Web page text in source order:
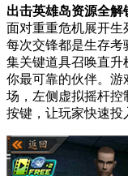
出击英雄岛资源全解
面对重重危机展开生
每次交锋都是生存考
集关键道具召唤直升
你最可靠的伙伴。游
场，左侧虚拟摇杆控
按键，让玩家快速投